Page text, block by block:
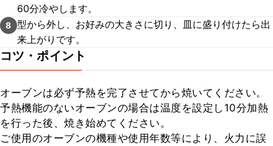
60分冷やします。
8 型から外し、お好みの大きさに切り、皿に盛り付けたら出
来上がりです。
コツ・ポイント
オーブンは必ず予熱を完了させてから焼いてください。
予熱機能のないオーブンの場合は温度を設定し10分加熱
を行った後、焼き始めてください。
ご使用のオーブンの機種や使用年数等により、火力に誤